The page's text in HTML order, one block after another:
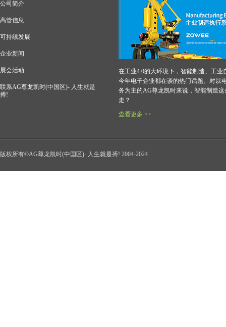
公司简介
高管信息
可持续发展
企业新闻
展会活动
联系AG尊龙凯时(中国区)- 人生就是
搏!
在工业4.0的大环境下，智能制造、工业
今年电子企业都在谈的热门话题。对以
务为主的AG尊龙凯时来说，智能制造这
走？
查看更多 >>
版权所有©AG尊龙凯时(中国区)- 人生就是搏! 2004-2024